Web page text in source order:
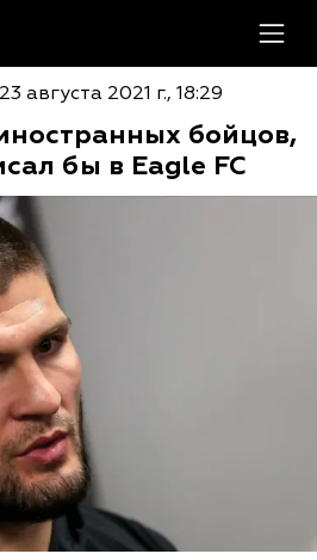
23 августа 2021 г., 18:29
бойцов,
бы в Eagle FC